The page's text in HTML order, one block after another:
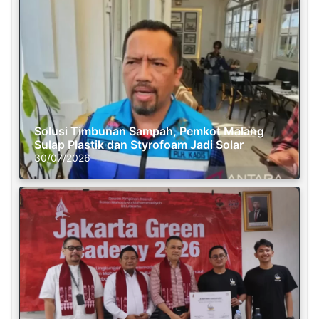
Solusi Timbunan Sampah, Pemkot Malang
Sulap Plastik dan Styrofoam Jadi Solar
30/07/2026